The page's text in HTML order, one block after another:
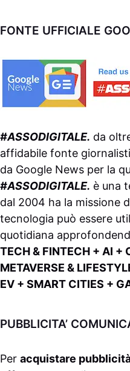
FONTE UFFICIALE
#ASSODIGITALE. da
affidabile fonte
da Google News per la
#ASSODIGITALE. è una
dal 2004 ha la missione
tecnologia può essere
quotidiana
TECH & FINTECH + AI +
METAVERSE &
EV + SMART CITIES +
PUBBLICITA’
Per acquistare